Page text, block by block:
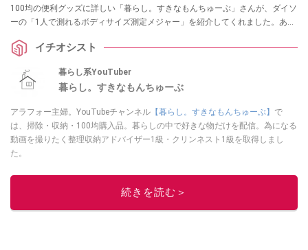
100均の便利グッズに詳しい「暮らし。すきなもんちゅーぶ」さんが、ダイソ
ーの「1人で測れるボディサイズ測定メジャー」を紹介してくれました。あり
家に一台レベルの重宝アイテムです！
イチオシスト
暮らし系YouTuber
暮らし。すきなもんちゅーぶ
アラフォー主婦。YouTubeチャンネル 【暮らし。すきなもんちゅーぶ】 で
は、掃除・収納・100均購入品。暮らしの中で好きな物だけを配信。為になる
動画を撮りたく整理収納アドバイザー1級・クリンネスト1級を取得しまし
た。
このイチオシストの他の記事を読む
続きを読む＞